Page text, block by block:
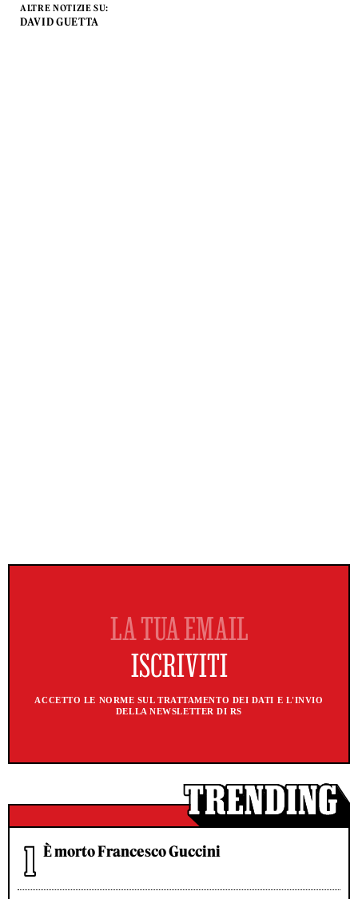
ALTRE NOTIZIE SU:
DAVID GUETTA
ACCETTO LE NORME SUL TRATTAMENTO DEI DATI E L'INVIO
DELLA NEWSLETTER DI RS
È morto Francesco Guccini